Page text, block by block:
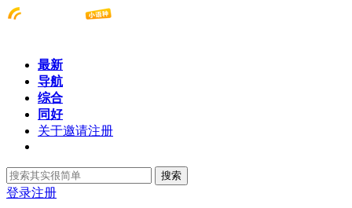
最新
导航
综合
同好
关于邀请注册
搜索
登录注册